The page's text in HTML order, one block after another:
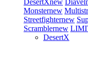
DesertXnew Diavel
Monsternew
Streetfighternew
Scramblernew
DesertX